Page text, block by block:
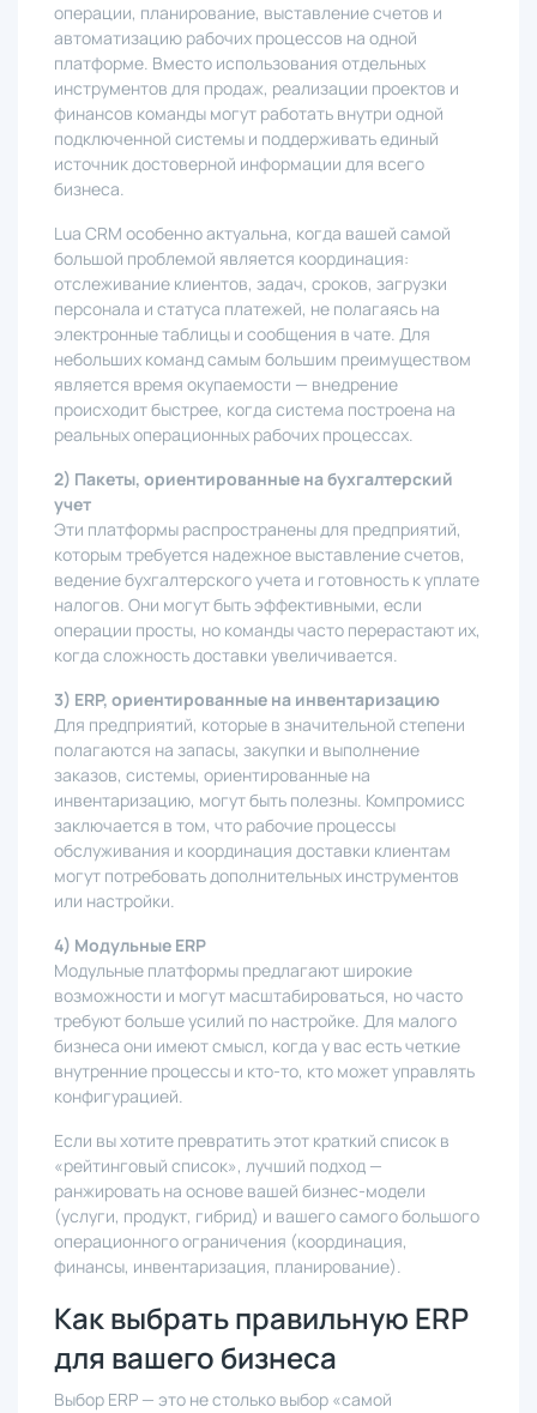
операции, планирование, выставление счетов и
автоматизацию рабочих процессов на одной
платформе. Вместо использования отдельных
инструментов для продаж, реализации проектов и
финансов команды могут работать внутри одной
подключенной системы и поддерживать единый
источник достоверной информации для всего
бизнеса.
Lua CRM особенно актуальна, когда вашей самой
большой проблемой является координация:
отслеживание клиентов, задач, сроков, загрузки
персонала и статуса платежей, не полагаясь на
электронные таблицы и сообщения в чате. Для
небольших команд самым большим преимуществом
является время окупаемости — внедрение
происходит быстрее, когда система построена на
реальных операционных рабочих процессах.
2) Пакеты, ориентированные на бухгалтерский
учет
Эти платформы распространены для предприятий,
которым требуется надежное выставление счетов,
ведение бухгалтерского учета и готовность к уплате
налогов. Они могут быть эффективными, если
операции просты, но команды часто перерастают их,
когда сложность доставки увеличивается.
3) ERP, ориентированные на инвентаризацию
Для предприятий, которые в значительной степени
полагаются на запасы, закупки и выполнение
заказов, системы, ориентированные на
инвентаризацию, могут быть полезны. Компромисс
заключается в том, что рабочие процессы
обслуживания и координация доставки клиентам
могут потребовать дополнительных инструментов
или настройки.
4) Модульные ERP
Модульные платформы предлагают широкие
возможности и могут масштабироваться, но часто
требуют больше усилий по настройке. Для малого
бизнеса они имеют смысл, когда у вас есть четкие
внутренние процессы и кто-то, кто может управлять
конфигурацией.
Если вы хотите превратить этот краткий список в
«рейтинговый список», лучший подход —
ранжировать на основе вашей бизнес-модели
(услуги, продукт, гибрид) и вашего самого большого
операционного ограничения (координация,
финансы, инвентаризация, планирование).
Как выбрать правильную ERP
для вашего бизнеса
Выбор ERP — это не столько выбор «самой